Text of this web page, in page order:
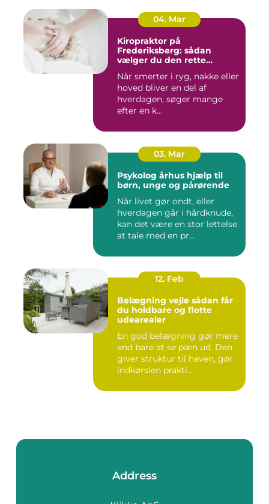
04. Mar
Kiropraktor på
Frederiksberg: sådan
vælger du den rette
Når smerter i ryg, nakke eller
hoved bliver en del af
hverdagen, søger mange
efter en k...
03. Mar
Psykolog århus hjælp til
børn, unge og pårørende
Når livet gør ondt, eller
hverdagen går i hårdknude,
kan det være en stor lettelse
at tale med en pr...
12. Feb
Belægning vejle sådan får
du holdbare og flotte
udearealer
En god belægning gør mere
end bare at se pæn ud. Den
giver struktur til haven, gør
indkørslen prakti...
Address